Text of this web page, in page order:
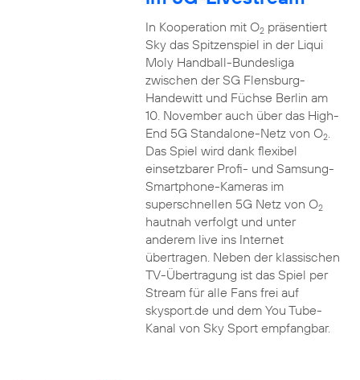
In Kooperation mit O2präsentiert
Sky das Spitzenspiel in der Liqui
Moly Handball-Bundesliga
zwischen der SG Flensburg-
Handewitt und Füchse Berlin am
10. November auch über das High-
End 5G Standalone-Netz von O2.
Das Spiel wird dank flexibel
einsetzbarer Profi- und Samsung-
Smartphone-Kameras im
superschnellen 5G Netz von O2
hautnah verfolgt und unter
anderem live ins Internet
übertragen. Neben der klassischen
TV-Übertragung ist das Spiel per
Stream für alle Fans frei auf
skysport.de und dem You Tube-
Kanal von Sky Sport empfangbar.